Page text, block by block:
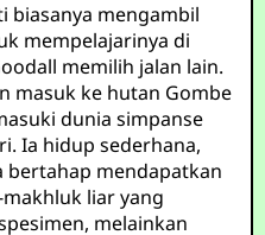
biasanya mengambil
mempelajarinya di
memilih jalan lain.
masuk ke hutan Gombe
dunia simpanse
Ia hidup sederhana,
bertahap mendapatkan
liar yang
melainkan